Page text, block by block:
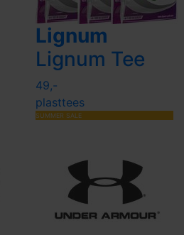
Lignum
Lignum Tee
49,-
plasttees
SUMMER SALE